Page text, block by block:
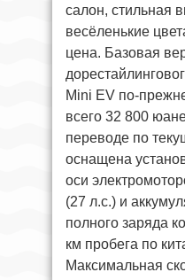
салон, стильная
весёленькие
цена. Базовая
Mini EV по-
всего 32 800
переводе по
оснащена
оси
(27 л.с.) и
полного заряда
км пробега по
Максимальная